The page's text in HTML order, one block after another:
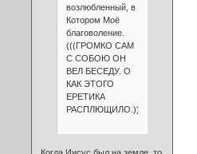
возлюбленный, в
Котором Моё
благоволение.
(((ГРОМКО САМ
С СОБОЮ ОН
ВЕЛ БЕСЕДУ. О
КАК ЭТОГО
ЕРЕТИКА
РАСПЛЮЩИЛО.)))